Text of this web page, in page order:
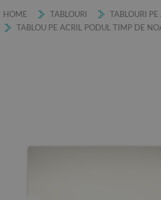
HOME TABLOURI
TABLOURI PE
TABLOU PE ACRIL PODUL TIMP DE